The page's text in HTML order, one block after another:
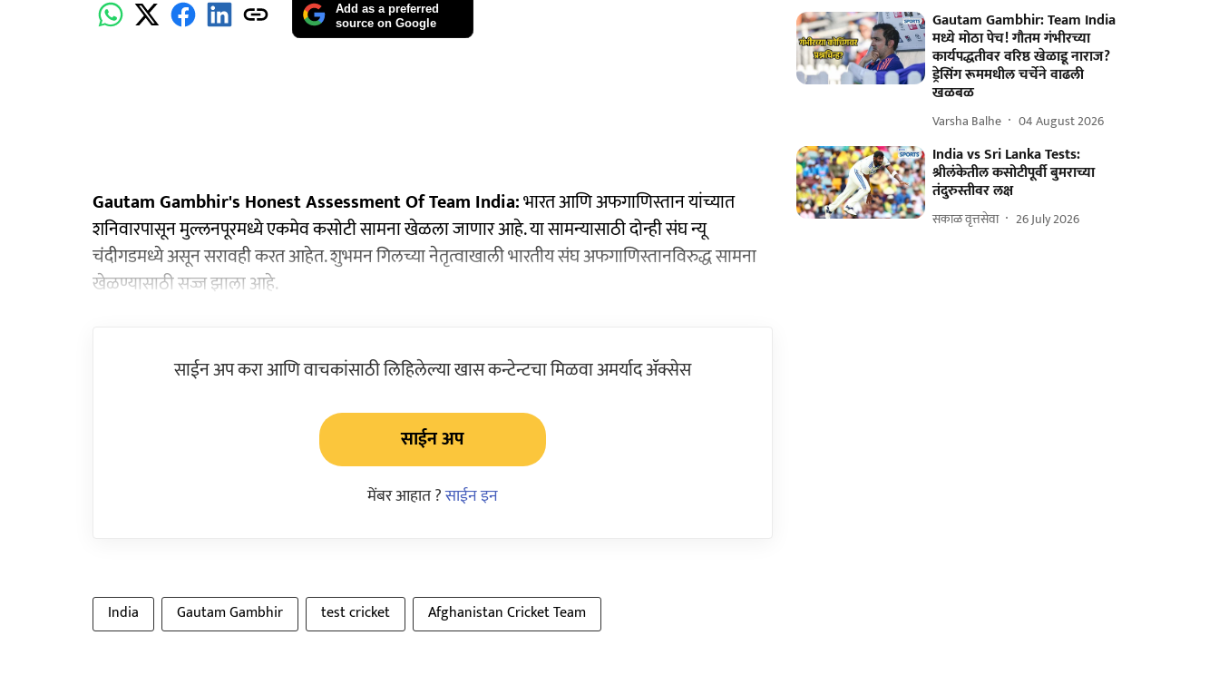
Add as a preferred
source on Google
Gautam Gambhir's Honest Assessment Of Team India:भारत आणि अफगाणिस्तान यांच्यात
शनिवारपासून मुल्लनपूरमध्ये एकमेव कसोटी सामना खेळला जाणार आहे. या सामन्यासाठी दोन्ही संघ न्यू
चंदीगडमध्ये असून सरावही करत आहेत. शुभमन गिलच्या नेतृत्वाखाली भारतीय संघ अफगाणिस्तानविरुद्ध सामना
खेळण्यासाठी सज्ज झाला आहे.
साईन अप करा आणि वाचकांसाठी लिहिलेल्या खास कन्टेन्टचा मिळवा अमर्याद ॲक्सेस
साईन अप
मेंबर आहात ?साईन इन
India Gautam Gambhir test cricket Afghanistan Cricket Team
Gautam Gambhir: Team India
मध्ये मोठा पेच! गौतम गंभीरच्या
कार्यपद्धतीवर वरिष्ठ खेळाडू नाराज?
ड्रेसिंग रूममधील चर्चेने वाढली
खळबळ
Varsha Balhe 04 August 2026
India vs Sri Lanka Tests:
श्रीलंकेतील कसोटीपूर्वी बुमराच्या
तंदुरुस्तीवर लक्ष
सकाळ वृत्तसेवा 26 July 2026